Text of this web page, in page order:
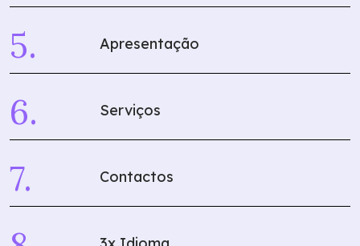
Apresentação
Serviços
Contactos